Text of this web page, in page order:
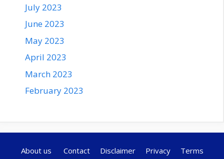
July 2023
June 2023
May 2023
April 2023
March 2023
February 2023
About us Contact Disclaimer Privacy Terms